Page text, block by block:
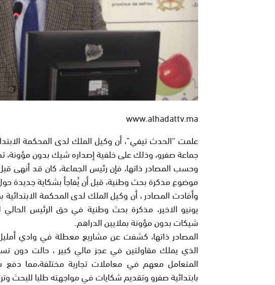
www.alhadattv.ma
علمت “الحدث تيفي”، أن وكيل الملك لدى المحكمة
جماعة صفرو، وذلك على خلفية إصداره شيك بدون مؤونة، تصل قيمته إلى
وحسب المصادر ذاتها، فإن رئيس الجماعة، كان قد أنهى
موضوع مذكرة بحث وطنية، قبل أن يُفاجأ بشكاية جديدة حول شيك
يونيو الاخير، مذكرة بحث وطنية في حق الرئيس
شيكات بدون مؤونة بملايين الدراهم.
المصادر ذاتها، كشفت عن مشاريع معطلة في وادي
الذي يملك مقاولتين في عجز مالي كبير ، حالت
المتعامل معهم في معاملات تجارية مختلفة،مما دفع
بابتدائية صفرو وتقديم شكايات في مواجهته طلبا للبحث